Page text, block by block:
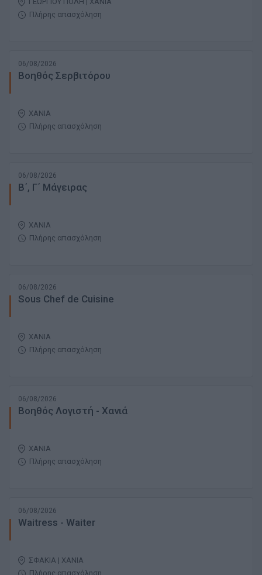
Πλήρης απασχόληση
06/08/2026
Βοηθός Σερβιτόρου
ΧΑΝΙΑ
Πλήρης απασχόληση
06/08/2026
Β΄, Γ΄ Μάγειρας
ΧΑΝΙΑ
Πλήρης απασχόληση
06/08/2026
Sous Chef de Cuisine
ΧΑΝΙΑ
Πλήρης απασχόληση
06/08/2026
Βοηθός Λογιστή - Χανιά
ΧΑΝΙΑ
Πλήρης απασχόληση
06/08/2026
Waitress - Waiter
ΣΦΑΚΙΑ | ΧΑΝΙΑ
Πλήρης απασχόληση